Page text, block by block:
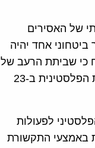
של האסירים
אחד יהיה
כי שביתת הרעב של
האסירים הביטחוניים תמשך גם במהלך ביקורו של טראמפ בישראל ובתחומי הרשות הפלסטינית ב-23
לפעולות
באמצעי התקשורת